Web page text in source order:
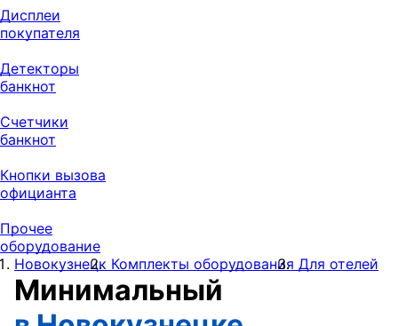
Дисплеи
покупателя
Детекторы
банкнот
Счетчики
банкнот
Кнопки вызова
официанта
Прочее
оборудование
Новокузнецк Комплекты оборудования Для отелей
Минимальный